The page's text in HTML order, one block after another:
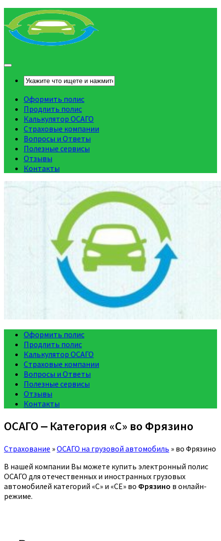
Оформить полис
Продлить полис
Калькулятор ОСАГО
Страховые компании
Вопросы и Ответы
Полезные сервисы
Отзывы
Контакты
Оформить полис
Продлить полис
Калькулятор ОСАГО
Страховые компании
Вопросы и Ответы
Полезные сервисы
Отзывы
Контакты
ОСАГО ‒ Категория «C» во Фрязино
Страхование »ОСАГО на грузовой автомобиль » во Фрязино
В нашей компании Вы можете купить электронный полис
ОСАГО для отечественных и иностранных грузовых
автомобилей категорий «C» и «CE» во Фрязино в онлайн-
режиме.